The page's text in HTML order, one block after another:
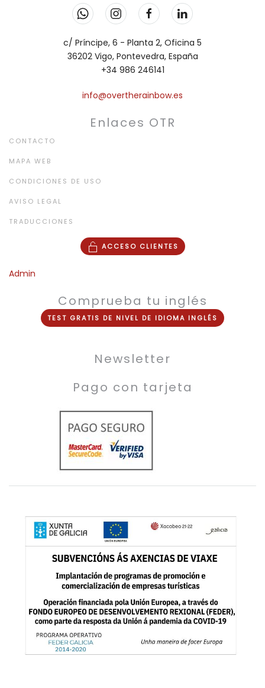
c/ Príncipe, 6 - Planta 2, Oficina 5
36202 Vigo, Pontevedra, España
+34 986 246141
info@overtherainbow.es
Enlaces OTR
CONTACTO
MAPA WEB
CONDICIONES DE USO
AVISO LEGAL
TRADUCCIONES
ACCESO CLIENTES
Admin
Comprueba tu inglés
TEST GRATIS DE NIVEL DE IDIOMA INGLÉS
Newsletter
Pago con tarjeta